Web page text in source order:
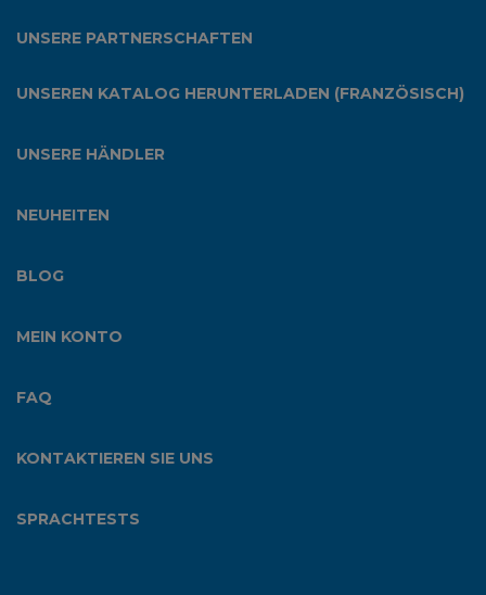
UNSERE PARTNERSCHAFTEN
UNSEREN KATALOG HERUNTERLADEN (FRANZÖSISCH)
UNSERE HÄNDLER
NEUHEITEN
BLOG
MEIN KONTO
FAQ
KONTAKTIEREN SIE UNS
SPRACHTESTS